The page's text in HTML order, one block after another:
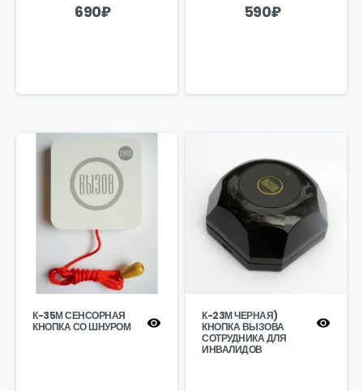
690₽ 590₽
К-35М СЕНСОРНАЯ
КНОПКА СО ШНУРОМ
К-23М ЧЕРНАЯ)
КНОПКА ВЫЗОВА
СОТРУДНИКА ДЛЯ
ИНВАЛИДОВ